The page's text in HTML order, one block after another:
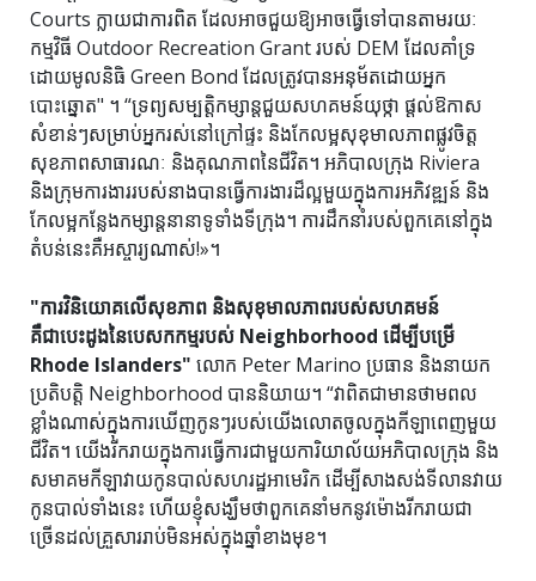
Courts ក្លាយជាការពិត ដែលអាចជួយឱ្យអាចធ្វើទៅបានតាមរយៈ
កម្មវិធី Outdoor Recreation Grant របស់ DEM ដែលគាំទ្រ
ដោយមូលនិធិ Green Bond ដែលត្រូវបានអនុម័តដោយអ្នក
បោះឆ្នោត" ។ “ទ្រព្យសម្បត្តិកម្សាន្តជួយសហគមន៍យុថ្កា ផ្តល់ឱកាស
សំខាន់ៗសម្រាប់អ្នករស់នៅក្រៅផ្ទះ និងកែលម្អសុខុមាលភាពផ្លូវចិត្ត
សុខភាពសាធារណៈ និងគុណភាពនៃជីវិត។ អភិបាលក្រុង Riviera
និងក្រុមការងាររបស់នាងបានធ្វើការងារដ៏ល្អមួយក្នុងការអភិវឌ្ឍន៍ និង
កែលម្អកន្លែងកម្សាន្តនានាទូទាំងទីក្រុង។ ការ​ដឹក​នាំ​របស់​ពួក​គេ​នៅ​ក្នុង​
តំបន់​នេះ​គឺ​អស្ចារ្យ​ណាស់!»។
"ការវិនិយោគលើសុខភាព និងសុខុមាលភាពរបស់សហគមន៍
គឺជាបេះដូងនៃបេសកកម្មរបស់ Neighborhood ដើម្បីបម្រើ
Rhode Islanders" លោក Peter Marino ប្រធាន និងនាយក
ប្រតិបត្តិ Neighborhood បាននិយាយ។ “វាពិតជាមានថាមពល
ខ្លាំងណាស់ក្នុងការឃើញកូនៗរបស់យើងលោតចូលក្នុងកីឡាពេញមួយ
ជីវិត។ យើងរីករាយក្នុងការធ្វើការជាមួយការិយាល័យអភិបាលក្រុង និង
សមាគមកីឡាវាយកូនបាល់សហរដ្ឋអាមេរិក ដើម្បីសាងសង់ទីលានវាយ
កូនបាល់ទាំងនេះ ហើយខ្ញុំសង្ឃឹមថាពួកគេនាំមកនូវម៉ោងរីករាយជា
ច្រើនដល់គ្រួសាររាប់មិនអស់ក្នុងឆ្នាំខាងមុខ។